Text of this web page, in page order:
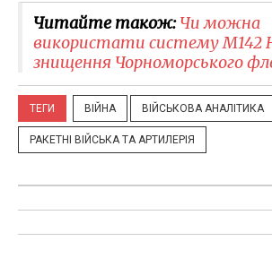
Читайте також:Чи можна
використати систему M142
знищення Чорноморського
ТЕГИ ВІЙНА ВІЙСЬКОВА АНАЛІТИКА
РАКЕТНІ ВІЙСЬКА ТА АРТИЛЕРІЯ